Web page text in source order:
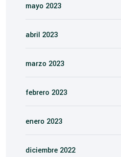
mayo 2023
abril 2023
marzo 2023
febrero 2023
enero 2023
diciembre 2022